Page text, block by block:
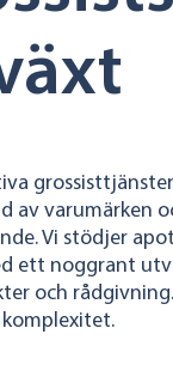
av varumärken
Vi stödjer
ett noggrant
och